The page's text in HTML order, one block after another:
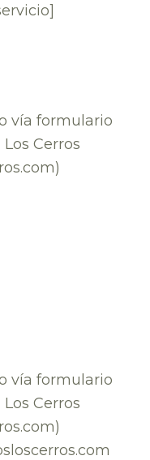
vía formulario
Cerros
vía formulario
Cerros